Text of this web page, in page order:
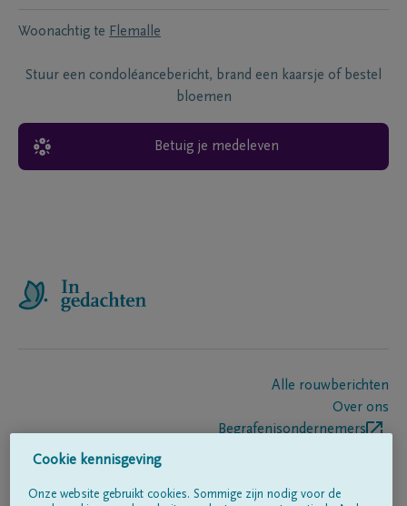
Woonachtig te Flemalle
Stuur een condoléancebericht, brand een kaarsje of bestel
bloemen
Betuig je medeleven
Alle rouwberichten
Over ons
Begrafenisondernemers
Cookie kennisgeving
Onze website gebruikt cookies. Sommige zijn nodig voor de